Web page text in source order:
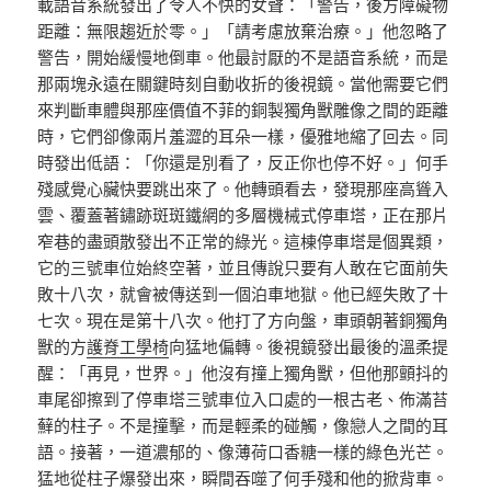
載語音系統發出了令人不快的女聲：「警告，後方障礙物
距離：無限趨近於零。」「請考慮放棄治療。」他忽略了
警告，開始緩慢地倒車。他最討厭的不是語音系統，而是
那兩塊永遠在關鍵時刻自動收折的後視鏡。當他需要它們
來判斷車體與那座價值不菲的銅製獨角獸雕像之間的距離
時，它們卻像兩片羞澀的耳朵一樣，優雅地縮了回去。同
時發出低語：「你還是別看了，反正你也停不好。」何手
殘感覺心臟快要跳出來了。他轉頭看去，發現那座高聳入
雲、覆蓋著鏽跡斑斑鐵網的多層機械式停車塔，正在那片
窄巷的盡頭散發出不正常的綠光。這棟停車塔是個異類，
它的三號車位始終空著，並且傳說只要有人敢在它面前失
敗十八次，就會被傳送到一個泊車地獄。他已經失敗了十
七次。現在是第十八次。他打了方向盤，車頭朝著銅獨角
獸的方護脊工學椅向猛地偏轉。後視鏡發出最後的溫柔提
醒：「再見，世界。」他沒有撞上獨角獸，但他那顫抖的
車尾卻擦到了停車塔三號車位入口處的一根古老、佈滿苔
蘚的柱子。不是撞擊，而是輕柔的碰觸，像戀人之間的耳
語。接著，一道濃郁的、像薄荷口香糖一樣的綠色光芒。
猛地從柱子爆發出來，瞬間吞噬了何手殘和他的掀背車。